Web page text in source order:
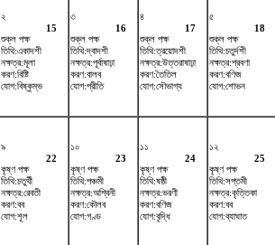
২
15
শুক্ল পক্ষ
তিথি:একাদশী
নক্ষত্র:মূলা
করণ:বিষ্টি
যোগ:বিষ্কুম্ভ
৩
16
শুক্ল পক্ষ
তিথি:দ্বাদশী
নক্ষত্র:পূর্বাষাঢ়া
করণ:বালব
যোগ:প্রীতি
৪
17
শুক্ল পক্ষ
তিথি:ত্রয়োদশী
নক্ষত্র:উত্তরাষাঢ়া
করণ:তৈতিল
যোগ:সৌভাগ্য
৫
18
শুক্ল পক্ষ
তিথি:চতুর্দশী
নক্ষত্র:শ্রবণা
করণ:বণিজ
যোগ:শোভন
৯
22
কৃষ্ণ পক্ষ
তিথি:চতুর্থী
নক্ষত্র:রেবতী
করণ:বব
যোগ:শূল
১০
23
কৃষ্ণ পক্ষ
তিথি:পঞ্চমী
নক্ষত্র:অশ্বিনী
করণ:কৌলব
যোগ:গণ্ড
১১
24
কৃষ্ণ পক্ষ
তিথি:ষষ্ঠী
নক্ষত্র:ভরণী
করণ:বণিজ
যোগ:বৃদ্ধি
১২
25
কৃষ্ণ পক্ষ
তিথি:সপ্তমী
নক্ষত্র:কৃত্তিকা
করণ:বব
যোগ:ব্যাঘাত